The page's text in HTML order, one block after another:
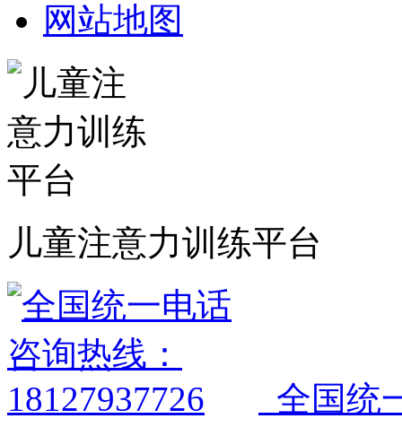
网站地图
儿童注意力训练平台
全国统